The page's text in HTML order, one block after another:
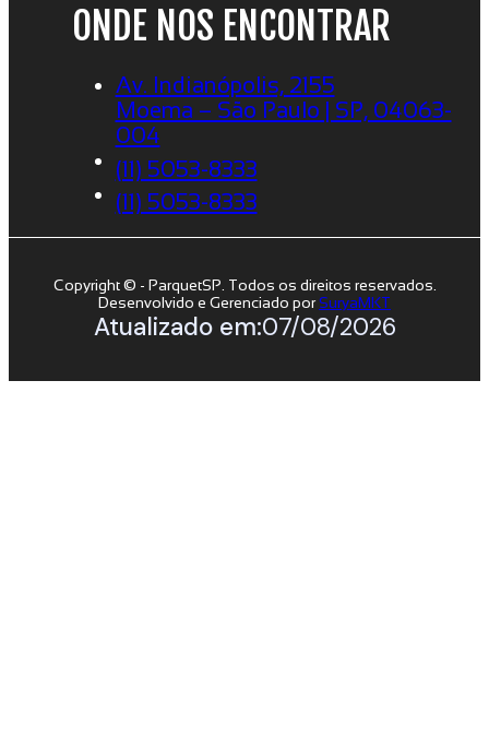
ONDE NOS ENCONTRAR
Av. Indianópolis, 2155
Moema – São Paulo | SP, 04063-
004
(11) 5053-8333
(11) 5053-8333
Copyright © - ParquetSP. Todos os direitos reservados.
Desenvolvido e Gerenciado porSuryaMKT
Atualizado em:07/08/2026